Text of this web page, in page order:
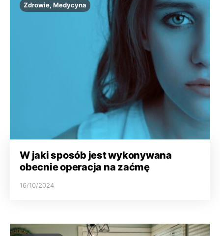
Zdrowie, Medycyna
W jaki sposób jest wykonywana
obecnie operacja na zaćmę
16/10/2024